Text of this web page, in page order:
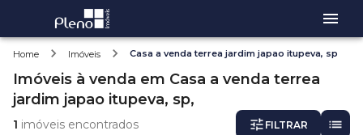
Home Imóveis Casa a venda terrea jardim japao itupeva, sp
Imóveis à venda em Casa a venda terrea
jardim japao itupeva, sp,
1 imóveis encontrados FILTRAR